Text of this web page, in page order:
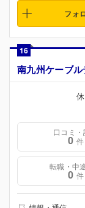
フォ
16
南九州ケーブ
口コミ・
0 件
転職・中
0 件